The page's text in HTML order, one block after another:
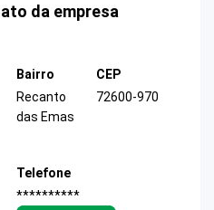
da empresa
Bairro
Recanto
das Emas
CEP
72600-970
Telefone
**********